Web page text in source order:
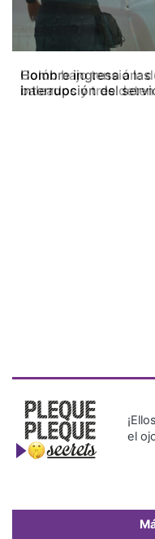
Colón bajo tensión:
baleados y tres
el